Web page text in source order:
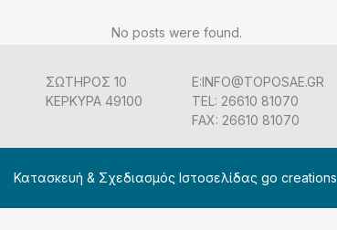
No posts were found.
ΣΩΤΗΡΟΣ 10
ΚΕΡΚΥΡΑ 49100
E:INFO@TOPOSAE.GR
TEL: 26610 81070
FAX: 26610 81070
Κατασκευή & Σχεδιασμός Ιστοσελίδας go creations